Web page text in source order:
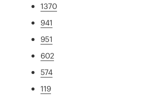
1370
941
951
602
574
119